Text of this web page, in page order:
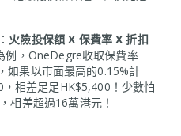
火險投保額 X 保費率 X 折扣
例，OneDegre收取保費率
如果以市面最高的0.15%計
相差足足HK$5,400！少數怕
相差超過16萬港元！